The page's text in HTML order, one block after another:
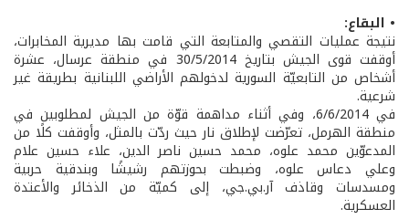
• البقاع:
نتيجة عمليات التقصي والمتابعة التي قامت بها مديرية المخابرات،
أوقفت قوى الجيش بتاريخ 30/5/2014 في منطقة عرسال، عشرة
أشخاص من التابعيّة السورية لدخولهم الأراضي اللبنانية بطريقة غير
شرعية.
في 6/6/2014، وفي أثناء مداهمة قوّة من الجيش لمطلوبين في
منطقة الهرمل، تعرّضت لإطلاق نار حيث ردّت بالمثل، وأوقفت كلًا من
المدعوّين محمد علوه، محمد حسين ناصر الدين، علاء حسين علام
وعلي دعاس علوه، وضبطت بحوزتهم رشيشًا وبندقية حربية
ومسدسات وقاذف آر.بي.جي، إلى كميّة من الذخائر والأعتدة
العسكرية.